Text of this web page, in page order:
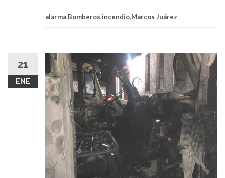
alarma,Bomberos,incendio,Marcos Juárez
21
ENE